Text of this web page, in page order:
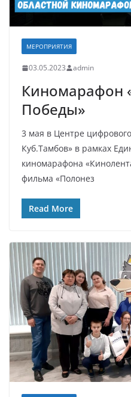
МЕРОПРИЯТИЯ
03.05.2023 admin
Киномарафон
Победы»
3 мая в Центре
Куб.Тамбов» в рамках
киномарафона
фильма «Полонез
Read More